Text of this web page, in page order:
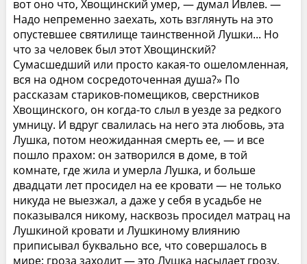
вот оно что, Хвощинский умер, — думал Ивлев. —
Надо непременно заехать, хоть взглянуть на это
опустевшее святилище таинственной Лушки... Но
что за человек был этот Хвощинский?
Сумасшедший или просто какая-то ошеломленная,
вся на одном сосредоточенная душа?» По
рассказам стариков-помещиков, сверстников
Хвощинского, он когда-то слыл в уезде за редкого
умницу. И вдруг свалилась на него эта любовь, эта
Лушка, потом неожиданная смерть ее, — и все
пошло прахом: он затворился в доме, в той
комнате, где жила и умерла Лушка, и больше
двадцати лет просидел на ее кровати — не только
никуда не выезжал, а даже у себя в усадьбе не
показывался никому, насквозь просидел матрац на
Лушкиной кровати и Лушкиному влиянию
приписывал буквально все, что совершалось в
мире: гроза заходит — это Лушка насылает грозу,